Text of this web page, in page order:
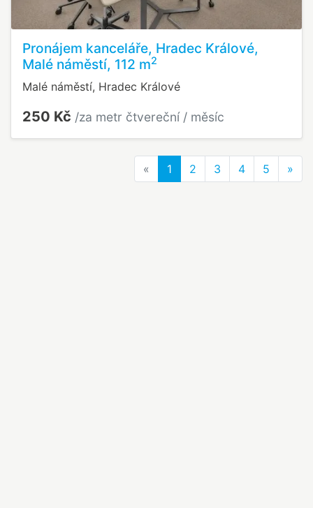
Pronájem kanceláře, Hradec Králové,
Malé náměstí, 112 m2
Malé náměstí, Hradec Králové
250 Kč /za metr čtvereční / měsíc
« Previous
1 2 3 4 5 »